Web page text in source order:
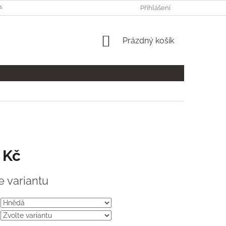
A PLATBA PODMÍNKY OCHRANY OSOBNÍCH ÚDAJŮ
Přihlášení
NÁKUPNÍ
Prázdný košík
variantu